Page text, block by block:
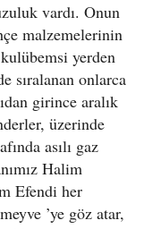
vardı. Onun
malzemelerinin
yerden
sıralanan onlarca
girince aralık
üzerinde
asılı gaz
Halim
Efendi her
’ye göz atar,